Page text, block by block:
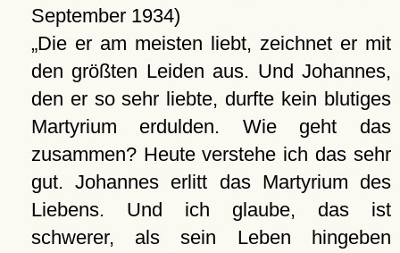
September 1934)
Die er am meisten liebt, zeichnet er mit
den größten Leiden aus. Und Johannes,
den er so sehr liebte, durfte kein blutiges
Martyrium erdulden. Wie geht das
zusammen? Heute verstehe ich das sehr
gut. Johannes erlitt das Martyrium des
Liebens. Und ich glaube, das ist
schwerer, als sein Leben hingeben